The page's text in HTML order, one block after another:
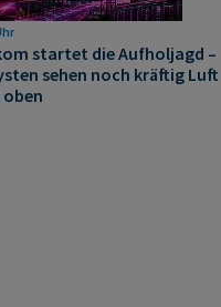
startet die Aufholjagd –
sehen noch kräftig Luft